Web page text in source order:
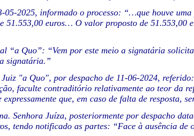
05-2025, informado o processo: “…que houve
51.553,00 euros… O valor proposto de 51.553,00
“a Quo”: “Vem por este meio a signatária
signatária.”
"a Quo", por despacho de 11-06-2024,
faculte contraditório relativamente ao teor da
que, em caso de falta de resposta,
Senhora Juíza, posteriormente por despacho
tendo notificado as partes: “Face à ausência